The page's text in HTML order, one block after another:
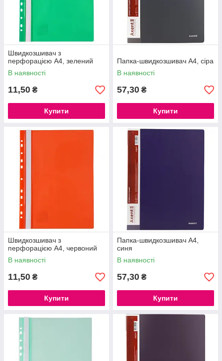
Швидкозшивач з
перфорацією А4, зелений
В наявності
11,50 ₴
Купити
Папка-швидкозшивач А4, сіра
В наявності
57,30 ₴
Купити
Швидкозшивач з
перфорацією А4, червоний
В наявності
11,50 ₴
Купити
Папка-швидкозшивач А4,
синя
В наявності
57,30 ₴
Купити